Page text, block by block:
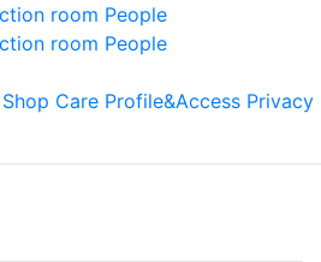
Shop Care Profile&Access Privacy